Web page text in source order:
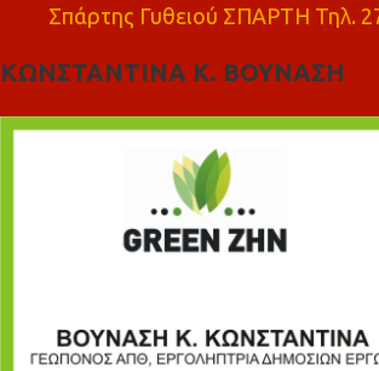
Σπάρτης Γυθειού ΣΠΑΡΤΗ Τηλ.
ΚΩΝΣΤΑΝΤΙΝΑ Κ. ΒΟΥΝΑΣΗ